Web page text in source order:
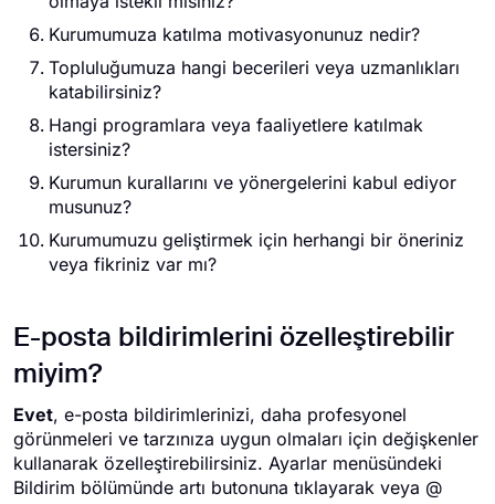
Kurumumuza katılma motivasyonunuz nedir?
Topluluğumuza hangi becerileri veya uzmanlıkları
katabilirsiniz?
Hangi programlara veya faaliyetlere katılmak
istersiniz?
Kurumun kurallarını ve yönergelerini kabul ediyor
musunuz?
Kurumumuzu geliştirmek için herhangi bir öneriniz
veya fikriniz var mı?
E-posta bildirimlerini özelleştirebilir
miyim?
Evet, e-posta bildirimlerinizi, daha profesyonel
görünmeleri ve tarzınıza uygun olmaları için değişkenler
kullanarak özelleştirebilirsiniz. Ayarlar menüsündeki
Bildirim bölümünde artı butonuna tıklayarak veya @